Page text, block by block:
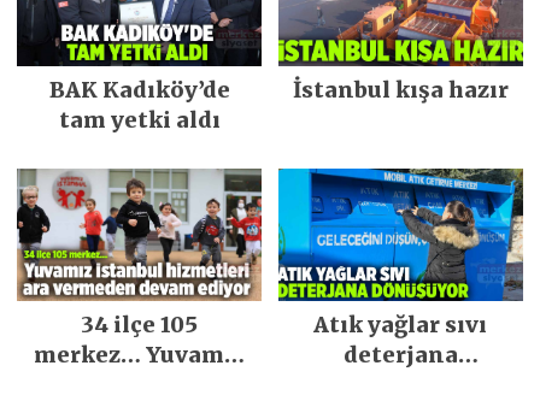
BAK Kadıköy’de
tam yetki aldı
İstanbul kışa hazır
34 ilçe 105
merkez… Yuvamız
Atık yağlar sıvı
deterjana